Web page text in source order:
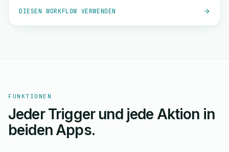
DIESEN WORKFLOW VERWENDEN
FUNKTIONEN
Jeder Trigger und jede Aktion in
beiden Apps.